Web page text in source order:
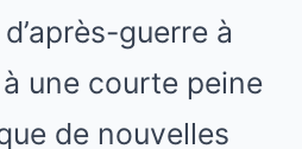
guerre à
une courte peine
de nouvelles